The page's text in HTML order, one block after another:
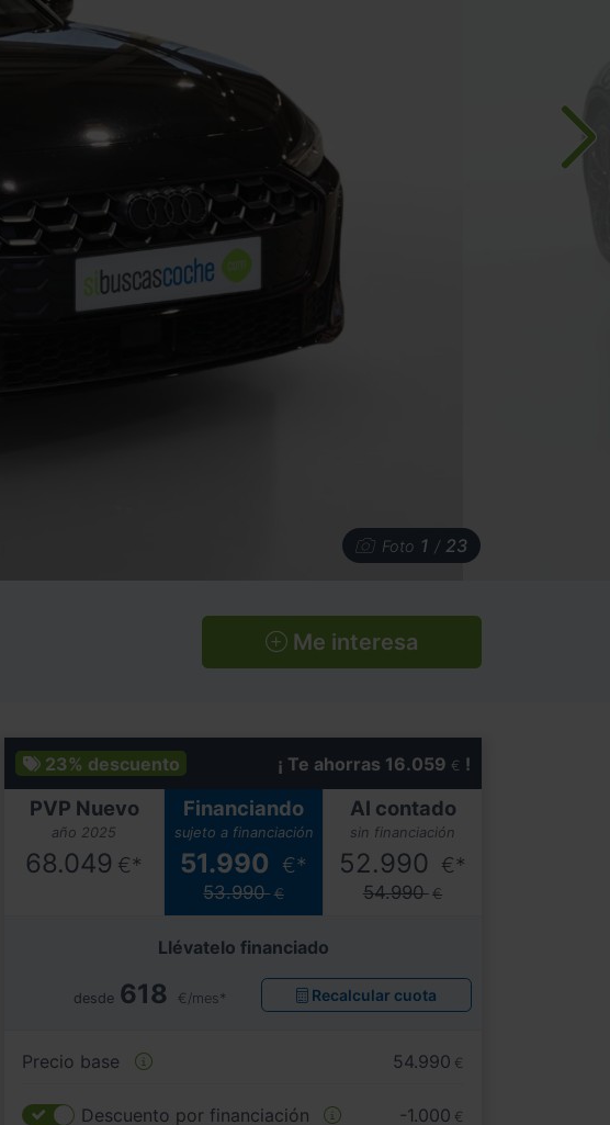
Foto 1 / 23
Me interesa
23% descuento ¡ Te ahorras 16.059 € !
PVP Nuevo
año 2025
68.049 €*
Financiando
sujeto a financiación
51.990 €*
53.990 €
Al contado
sin financiación
52.990 €*
54.990 €
Llévatelo financiado
desde 618 €/mes* Recalcular cuota
Precio base 54.990 €
Descuento por financiación -1.000 €